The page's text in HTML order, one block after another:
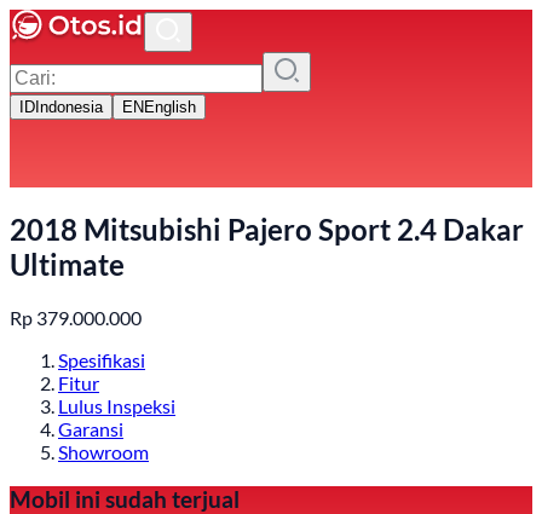
ID Indonesia EN English
2018 Mitsubishi Pajero Sport 2.4 Dakar
Ultimate
Rp 379.000.000
Spesifikasi
Fitur
Lulus Inspeksi
Garansi
Showroom
Mobil ini sudah terjual